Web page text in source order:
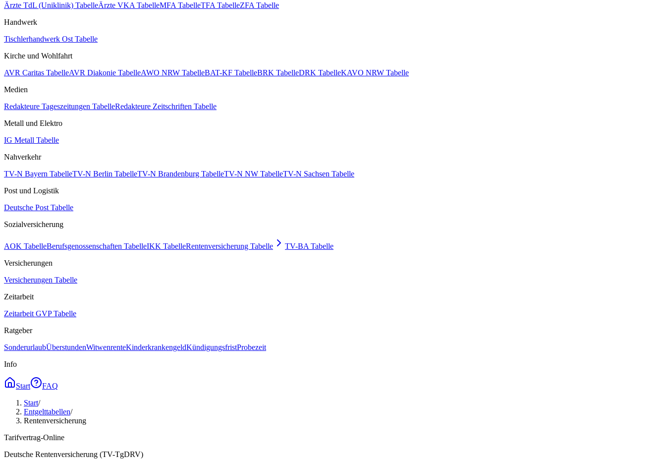
Ärzte TdL (Uniklinik) TabelleÄrzte VKA TabelleMFA TabelleTFA TabelleZFA Tabelle
Handwerk
Tischlerhandwerk Ost Tabelle
Kirche und Wohlfahrt
AVR Caritas TabelleAVR Diakonie TabelleAWO NRW TabelleBAT-KF TabelleBRK TabelleDRK TabelleKAVO NRW Tabelle
Medien
Redakteure Tageszeitungen TabelleRedakteure Zeitschriften Tabelle
Metall und Elektro
IG Metall Tabelle
Nahverkehr
TV-N Bayern TabelleTV-N Berlin TabelleTV-N Brandenburg TabelleTV-N NW TabelleTV-N Sachsen Tabelle
Post und Logistik
Deutsche Post Tabelle
Sozialversicherung
AOK TabelleBerufsgenossenschaften TabelleIKK TabelleRentenversicherung Tabelle
TV-BA Tabelle
Versicherungen
Versicherungen Tabelle
Zeitarbeit
Zeitarbeit GVP Tabelle
Ratgeber
SonderurlaubÜberstundenWitwenrenteKinderkrankengeldKündigungsfristProbezeit
Info
Start
FAQ
Start/
Entgelttabellen/
Rentenversicherung
Tarifvertrag-Online
Deutsche Rentenversicherung (TV-TgDRV)